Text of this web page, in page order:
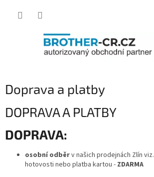
Doprava a platby
DOPRAVA A PLATBY
DOPRAVA:
osobní odběrv našich prodejnách Zlín viz.
hotovosti nebo platba kartou - ZDARMA